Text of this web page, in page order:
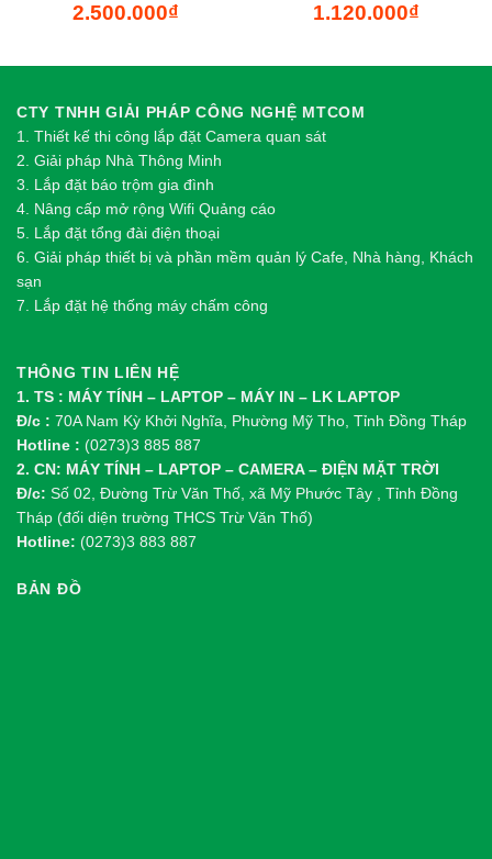
2.500.000₫ 1.120.000₫
CTY TNHH GIẢI PHÁP CÔNG NGHỆ MTCOM
1. Thiết kế thi công lắp đặt Camera quan sát
2. Giải pháp Nhà Thông Minh
3. Lắp đặt báo trộm gia đình
4. Nâng cấp mở rộng Wifi Quảng cáo
5. Lắp đặt tổng đài điện thoại
6. Giải pháp thiết bị và phần mềm quản lý Cafe, Nhà hàng, Khách
sạn
7. Lắp đặt hệ thống máy chấm công
THÔNG TIN LIÊN HỆ
1. TS : MÁY TÍNH – LAPTOP – MÁY IN – LK LAPTOP
Đ/c : 70A Nam Kỳ Khởi Nghĩa, Phường Mỹ Tho, Tỉnh Đồng Tháp
Hotline : (0273)3 885 887
2. CN: MÁY TÍNH – LAPTOP – CAMERA – ĐIỆN MẶT TRỜI
Đ/c: Số 02, Đường Trừ Văn Thố, xã Mỹ Phước Tây , Tỉnh Đồng
Tháp (đối diện trường THCS Trừ Văn Thố)
Hotline: (0273)3 883 887
BẢN ĐỒ